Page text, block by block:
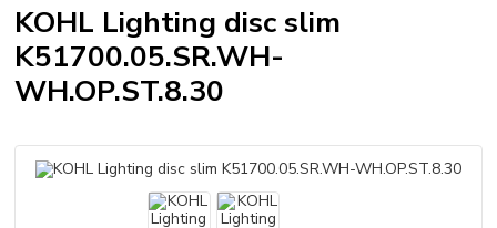
KOHL Lighting disc slim
K51700.05.SR.WH-
WH.OP.ST.8.30